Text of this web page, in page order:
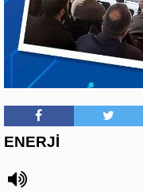
ENERJİ